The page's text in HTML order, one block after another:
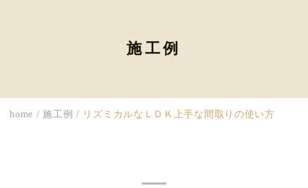
施工例
home /施工例 / リズミカルなＬＤＫ上手な間取りの使い方